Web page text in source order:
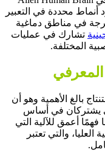
محددة في التعبير
في مناطق دماغية
تشارك في عمليات
المختلفة.
بالغ الأهمية وهو أن
يشتركان في أساس
فهمًا أعمق للآلية التي
والتي تعتبر